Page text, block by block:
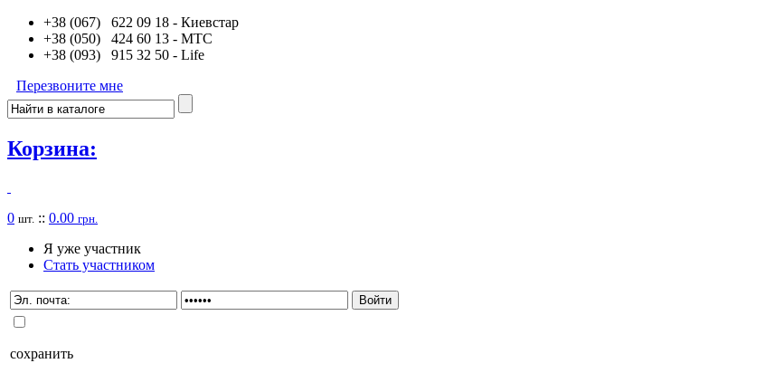
+38 (067) 622 09 18 - Киевстар
+38 (050) 424 60 13 - MTC
+38 (093) 915 32 50 - Life
Перезвоните мне
Корзина:
0 шт. :: 0.00 грн.
Я уже участник
Стать участником
сохранить